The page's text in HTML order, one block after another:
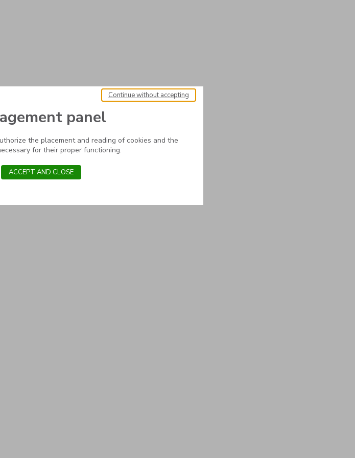
panel
the placement and reading of cookies and the
for their proper functioning.
Continue without accepting
ACCEPT AND CLOSE